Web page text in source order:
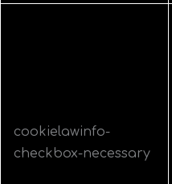
cookielawinfo-
checkbox-necessary